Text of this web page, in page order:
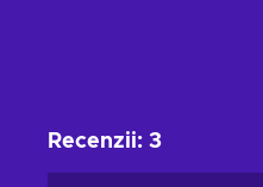
Recenzii: 3